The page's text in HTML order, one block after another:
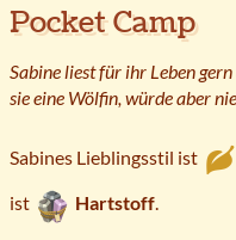
Pocket Camp
Sabine liest für ihr Leben
sie eine Wölfin, würde aber
Sabines Lieblingsstil ist
ist Hartstoff.